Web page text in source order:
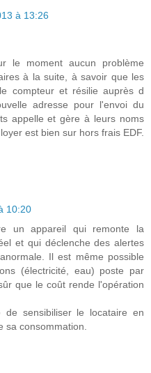
à 13:26
le moment aucun problème
à la suite, à savoir que les
compteur et résilie auprès d
adresse pour l'envoi du
appelle et gère à leurs noms
est bien sur hors frais EDF.
10:20
un appareil qui remonte la
et qui déclenche des alertes
Il est même possible
(électricité, eau) poste par
que le coût rende l'opération
sensibiliser le locataire en
sa consommation.